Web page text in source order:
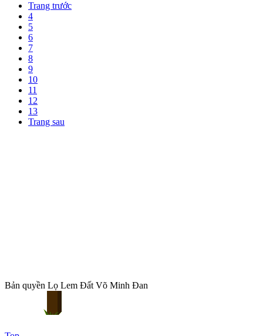
Trang trước
4
5
6
7
8
9
10
11
12
13
Trang sau
Bản quyền Lọ Lem Đất Võ Minh Đan